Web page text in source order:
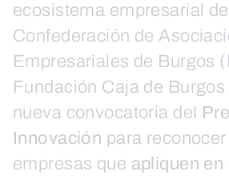
ecosistema empresarial
Confederación de
Empresariales de Burgos
Fundación Caja de
nueva convocatoria del
Innovación para
empresas que apliquen en